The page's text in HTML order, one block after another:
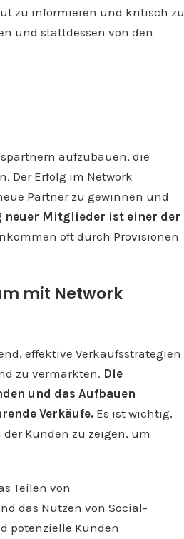
zu informieren und kritisch zu
und stattdessen von den
aufzubauen, die
Der Erfolg im Network
Partner zu gewinnen und
neuer Mitglieder ist einer der
oft durch Provisionen
mit Network
effektive Verkaufsstrategien
zu vermarkten. Die
und das Aufbauen
Verkäufe. Es ist wichtig,
Kunden zu zeigen, um
Teilen von
das Nutzen von Social-
potenzielle Kunden